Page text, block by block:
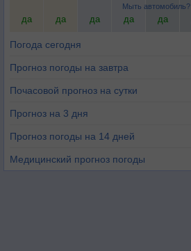
Мыть автомобиль?
да да да да да
Погода сегодня
Прогноз погоды на завтра
Почасовой прогноз на сутки
Прогноз на 3 дня
Прогноз погоды на 14 дней
Медицинский прогноз погоды